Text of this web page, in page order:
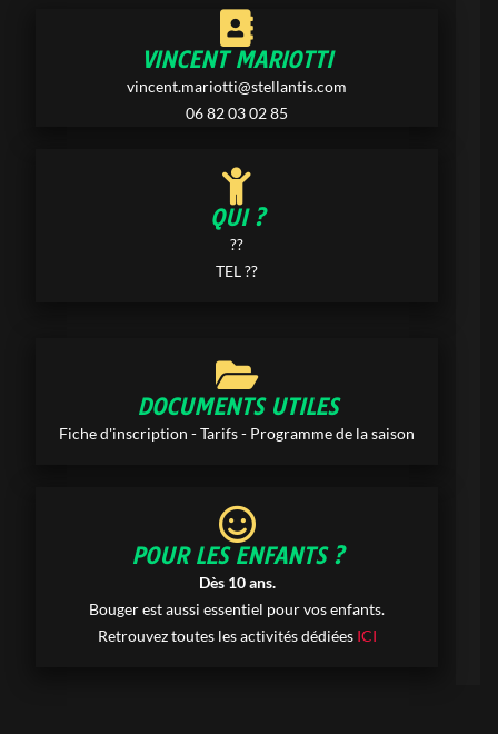
VINCENT MARIOTTI
vincent.mariotti@stellantis.com
06 82 03 02 85
QUI ?
??
TEL ??
DOCUMENTS UTILES
Fiche d'inscription - Tarifs - Programme de la saison
POUR LES ENFANTS ?
Dès 10 ans.
Bouger est aussi essentiel pour vos enfants.
Retrouvez toutes les activités dédiées ICI